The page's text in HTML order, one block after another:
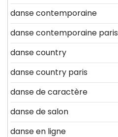
danse contemporaine
danse contemporaine paris
danse country
danse country paris
danse de caractère
danse de salon
danse en ligne